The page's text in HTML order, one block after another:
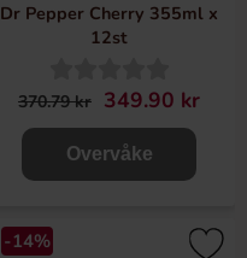
Dr Pepper Cherry 355ml x
12st
370.79 kr 349.90 kr
Overvåke
-14%